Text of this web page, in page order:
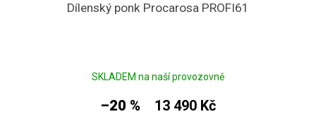
Dílenský ponk Procarosa PROFI61
SKLADEM na naší provozovně
–20 % 13 490 Kč